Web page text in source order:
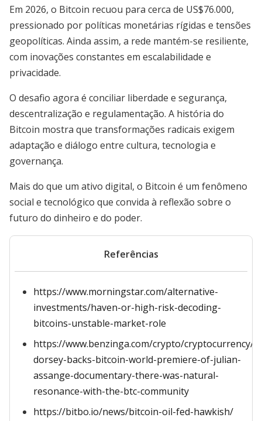
Em 2026, o Bitcoin recuou para cerca de US$76.000,
pressionado por políticas monetárias rígidas e tensões
geopolíticas. Ainda assim, a rede mantém-se resiliente,
com inovações constantes em escalabilidade e
privacidade.
O desafio agora é conciliar liberdade e segurança,
descentralização e regulamentação. A história do
Bitcoin mostra que transformações radicais exigem
adaptação e diálogo entre cultura, tecnologia e
governança.
Mais do que um ativo digital, o Bitcoin é um fenômeno
social e tecnológico que convida à reflexão sobre o
futuro do dinheiro e do poder.
Referências
https://www.morningstar.com/alternative-
investments/haven-or-high-risk-decoding-
bitcoins-unstable-market-role
https://www.benzinga.com/crypto/cryptocurrency/
dorsey-backs-bitcoin-world-premiere-of-julian-
assange-documentary-there-was-natural-
resonance-with-the-btc-community
https://bitbo.io/news/bitcoin-oil-fed-hawkish/